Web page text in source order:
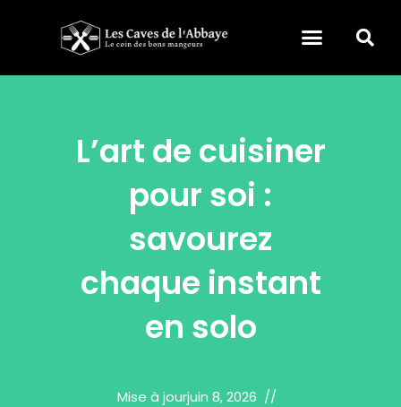
L’art de cuisiner
pour soi :
savourez
chaque instant
en solo
Mise à jourjuin 8, 2026